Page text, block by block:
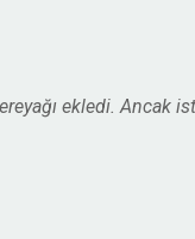
ekledi. Ancak